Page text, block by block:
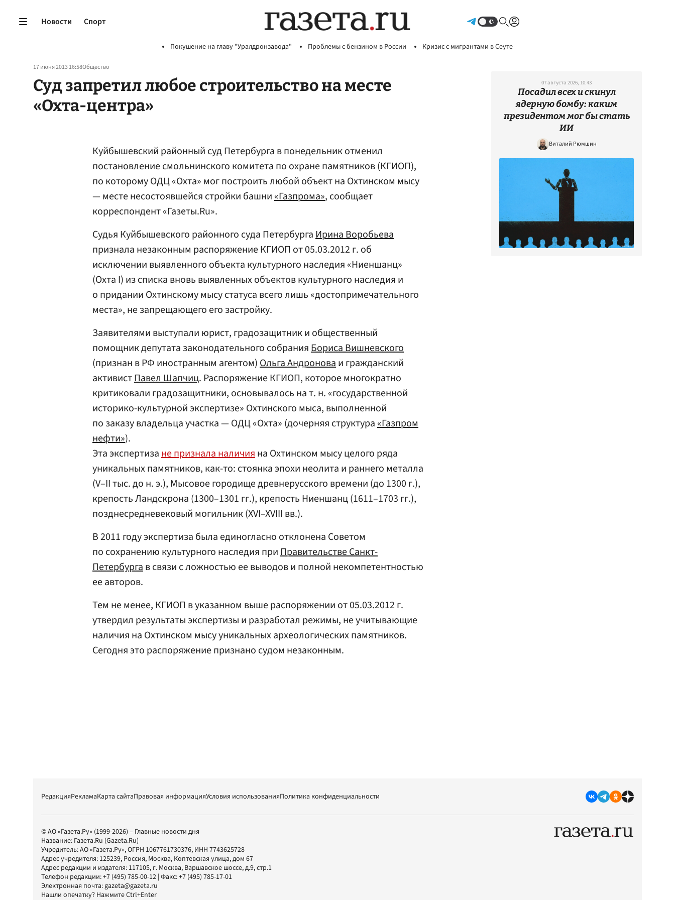
Новости Спорт
Покушение на главу "Уралдронзавода" Проблемы с бензином в России Кризис с мигрантами в Сеуте
17 июня 2013 16:58Общество
Суд запретил любое строительство на месте
«Охта-центра»
Куйбышевский районный суд Петербурга в понедельник отменил
постановление смольнинского комитета по охране памятников (КГИОП),
по которому ОДЦ «Охта» мог построить любой объект на Охтинском мысу
— месте несостоявшейся стройки башни«Газпрома», сообщает
корреспондент «Газеты.Ru».
Судья Куйбышевского районного суда ПетербургаИрина Воробьева
признала незаконным распоряжение КГИОП от 05.03.2012 г. об
исключении выявленного объекта культурного наследия «Ниеншанц»
(Охта I) из списка вновь выявленных объектов культурного наследия и
о придании Охтинскому мысу статуса всего лишь «достопримечательного
места», не запрещающего его застройку.
Заявителями выступали юрист, градозащитник и общественный
помощник депутата законодательного собранияБориса Вишневского
(признан в РФ иностранным агентом)Ольга Андроноваи гражданский
активистПавел Шапчиц. Распоряжение КГИОП, которое многократно
критиковали градозащитники, основывалось на т. н. «государственной
историко-культурной экспертизе» Охтинского мыса, выполненной
по заказу владельца участка — ОДЦ «Охта» (дочерняя структура«Газпром
нефти»).
Эта экспертизане признала наличияна Охтинском мысу целого ряда
уникальных памятников, как-то: стоянка эпохи неолита и раннего металла
(V–II тыс. до н. э.), Мысовое городище древнерусского времени (до 1300 г.),
крепость Ландскрона (1300–1301 гг.), крепость Ниеншанц (1611–1703 гг.),
позднесредневековый могильник (XVI–XVIII вв.).
В 2011 году экспертиза была единогласно отклонена Советом
по сохранению культурного наследия приПравительстве Санкт-
Петербургав связи с ложностью ее выводов и полной некомпетентностью
ее авторов.
Тем не менее, КГИОП в указанном выше распоряжении от 05.03.2012 г.
утвердил результаты экспертизы и разработал режимы, не учитывающие
наличия на Охтинском мысу уникальных археологических памятников.
Сегодня это распоряжение признано судом незаконным.
07 августа 2026, 10:43
Посадил всех и скинул
ядерную бомбу: каким
президентом мог бы стать
ИИ
Виталий Рюмшин
РедакцияРекламаКарта сайтаПравовая информацияУсловия использованияПолитика конфиденциальности
© АО «Газета.Ру» (1999-2026) – Главные новости дня
Название: Газета.Ru (Gazeta.Ru)
Учредитель:АО «Газета.Ру», ОГРН 1067761730376, ИНН 7743625728
Адрес учредителя: 125239, Россия, Москва, Коптевская улица, дом 67
Адрес редакции и издателя: 117105, г. Москва, Варшавское шоссе, д.9, стр.1
Телефон редакции:+7 (495) 785-00-12 | Факс:+7 (495) 785-17-01
Электронная почта:gazeta@gazeta.ru
Нашли опечатку? Нажмите Ctrl+Enter